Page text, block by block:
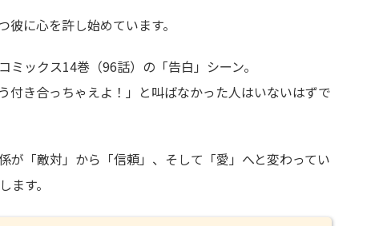
に心を許し始めています。
ックス14巻（96話）の「告白」シーン。
付き合っちゃえよ！」と叫ばなかった人はいないはずで
が「敵対」から「信頼」、そして「愛」へと変わってい
します。